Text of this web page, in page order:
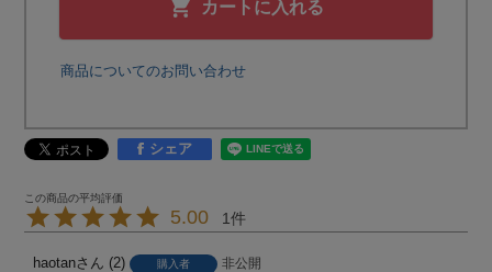
カートに入れる
商品についてのお問い合わせ
シェア
5.00 1
haotan 2 購入者
非公開